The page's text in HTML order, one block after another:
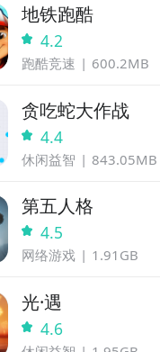
地铁跑酷
4.2
跑酷竞速 600.2MB
贪吃蛇大作战
4.4
休闲益智 843.05MB
第五人格
4.5
网络游戏 1.91GB
光·遇
4.6